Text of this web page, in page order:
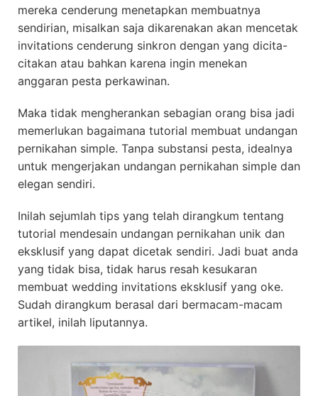
mereka cenderung menetapkan membuatnya
sendirian, misalkan saja dikarenakan akan mencetak
invitations cenderung sinkron dengan yang dicita-
citakan atau bahkan karena ingin menekan
anggaran pesta perkawinan.
Maka tidak mengherankan sebagian orang bisa jadi
memerlukan bagaimana tutorial membuat undangan
pernikahan simple. Tanpa substansi pesta, idealnya
untuk mengerjakan undangan pernikahan simple dan
elegan sendiri.
Inilah sejumlah tips yang telah dirangkum tentang
tutorial mendesain undangan pernikahan unik dan
eksklusif yang dapat dicetak sendiri. Jadi buat anda
yang tidak bisa, tidak harus resah kesukaran
membuat wedding invitations eksklusif yang oke.
Sudah dirangkum berasal dari bermacam-macam
artikel, inilah liputannya.